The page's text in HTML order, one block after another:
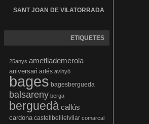
SANT JOAN DE VILATORRADA
ETIQUETES
25anys ametllademerola
aniversari artés avinyó
bages bagesbergueda
balsareny berga
berguedàcallús
cardona castellbellielvilar comarcal